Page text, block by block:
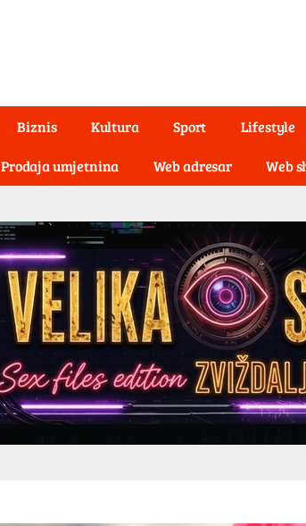
Biznis Kultura Sport Lifestyle
Prodaja umjetnina Web adresar Web